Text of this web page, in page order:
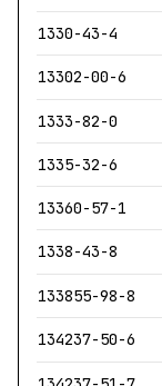
1330-43-4
13302-00-6
1333-82-0
1335-32-6
13360-57-1
1338-43-8
133855-98-8
134237-50-6